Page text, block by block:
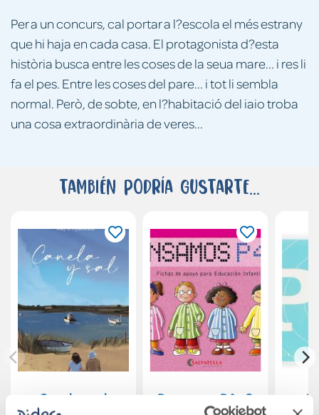
Per a un concurs, cal portar a l?escola el més estrany
que hi haja en cada casa. El protagonista d?esta
història busca entre les coses de la seua mare... i res li
fa el pes. Entre les coses del pare... i tot li sembla
normal. Però, de sobte, en l?habitació del iaio troba
una cosa extraordinària de veres...
También podría gustarte...
Canela y sal Pensamos P4 - 3